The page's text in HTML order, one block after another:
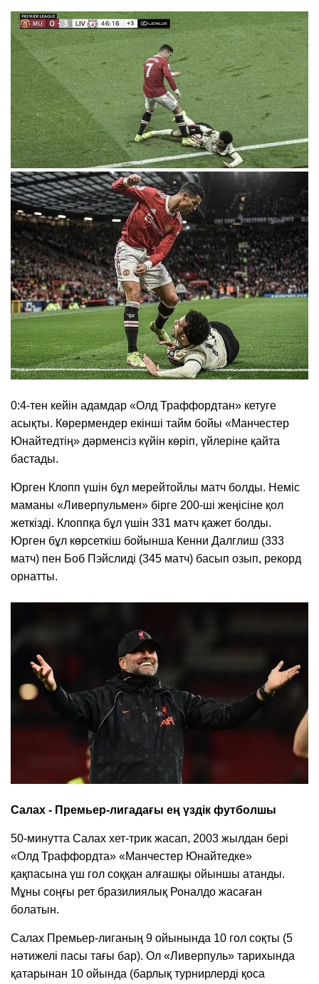
0:4-тен кейін адамдар «Олд Траффордтан» кетуге
асықты. Көрермендер екінші тайм бойы «Манчестер
Юнайтедтің» дәрменсіз күйін көріп, үйлеріне қайта
бастады.
Юрген Клопп үшін бұл мерейтойлы матч болды. Неміс
маманы «Ливерпульмен» бірге 200-ші жеңісіне қол
жеткізді. Клоппқа бұл үшін 331 матч қажет болды.
Юрген бұл көрсеткіш бойынша Кенни Далглиш (333
матч) пен Боб Пэйслиді (345 матч) басып озып, рекорд
орнатты.
Салах - Премьер-лигадағы ең үздік футболшы
50-минутта Салах хет-трик жасап, 2003 жылдан бері
«Олд Траффордта» «Манчестер Юнайтедке»
қақпасына үш гол соққан алғашқы ойыншы атанды.
Мұны соңғы рет бразилиялық Роналдо жасаған
болатын.
Салах Премьер-лиганың 9 ойынында 10 гол соқты (5
нәтижелі пасы тағы бар). Ол «Ливерпуль» тарихында
қатарынан 10 ойында (барлық турнирлерді қоса